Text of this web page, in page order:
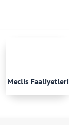
Meclis Faaliyetleri